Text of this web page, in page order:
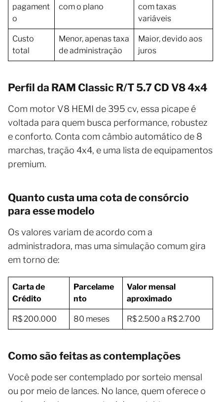
pagament
o
com o plano
com taxas
variáveis
Custo
total
Menor, apenas taxa
de administração
Maior, devido aos
juros
Perfil da RAM Classic R/T 5.7 CD V8 4x4
Com motor V8 HEMI de 395 cv, essa picape é
voltada para quem busca performance, robustez
e conforto. Conta com câmbio automático de 8
marchas, tração 4x4, e uma lista de equipamentos
premium.
Quanto custa uma cota de consórcio
para esse modelo
Os valores variam de acordo com a
administradora, mas uma simulação comum gira
em torno de:
Carta de
Crédito
Parcelame
nto
Valor mensal
aproximado
R$ 200.000 80 meses R$ 2.500 a R$ 2.700
Como são feitas as contemplações
Você pode ser contemplado por sorteio mensal
ou por meio de lances. No lance, quem oferece o